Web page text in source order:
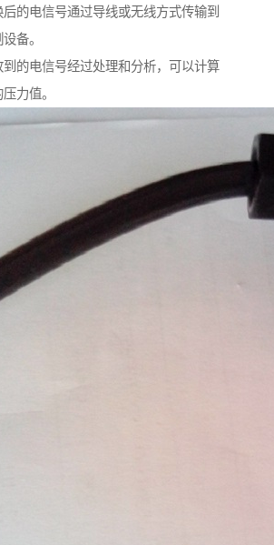
的电信号通过导线或无线方式传输到
备。
的电信号经过处理和分析，可以计算
力值。